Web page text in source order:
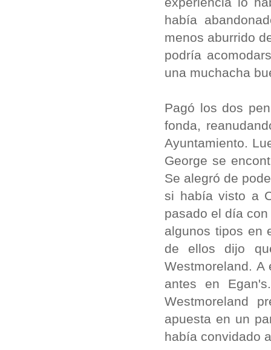
había
menos aburrido
podría
una muchacha
Pagó los dos
fonda,
Ayuntamiento.
George se
Se alegró de
si había visto a
pasado el día
algunos tipos en
de ellos dijo
Westmoreland.
antes en
Westmoreland
apuesta en un
había convidado